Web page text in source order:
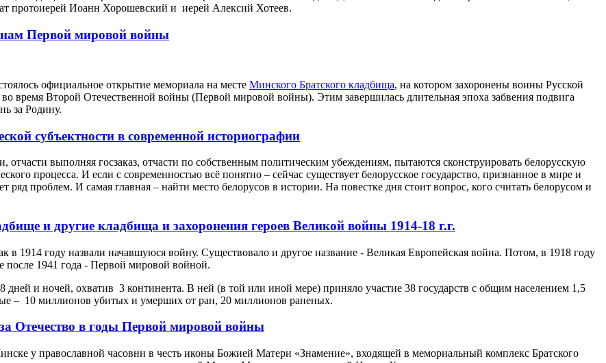
протоиерей Иоанн Хорошевский и иерей Алексий Хотеев.
Первой мировой войны
официальное открытие мемориала на месте Минского Братского кладбища, на котором захоронены воины Русской
время Второй Отечественной войны (Первой мировой войны). Этим завершилась длительная эпоха забвения подвига
за Родину.
субъектности в современной историографии
отчасти выполняя госзаказ, отчасти по собственным политическим убеждениям, пытаются сконструировать белорусскую
процесса. И если с современностью всё понятно – сейчас существует белорусское государство, признанное в мире и
проблем. И самая главная – найти место белорусов в истории. На повестке дня стоит вопрос, кого считать белорусом и
и другие кладбища и захоронения героев Великой войны 1914-18 г.г.
в 1914 году назвали начавшуюся войну. Существовало и другое название - Великая Европейская война. Потом, в 1918 году
после 1941 года - Первой мировой войной.
дней и ночей, охватив 3 континента. В ней (в той или иной мере) приняло участие 38 государств с общим населением 1,5
– 10 миллионов убитых и умерших от ран, 20 миллионов раненых.
Отечество в годы Первой мировой войны
у православной часовни в честь иконы Божией Матери «Знамение», входящей в мемориальный комплекс Братского